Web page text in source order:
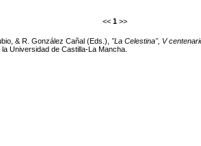
<< 1 >>
& R. González Cañal (Eds.),
"La Celestina", V
Universidad de Castilla-La Mancha.